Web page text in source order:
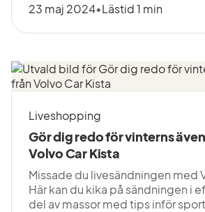
23 maj 2024•Lästid 1 min
Liveshopping
Gör dig redo för vinterns
Volvo Car Kista
Missade du livesändningen med
Här kan du kika på sändningen i
del av massor med tips inför